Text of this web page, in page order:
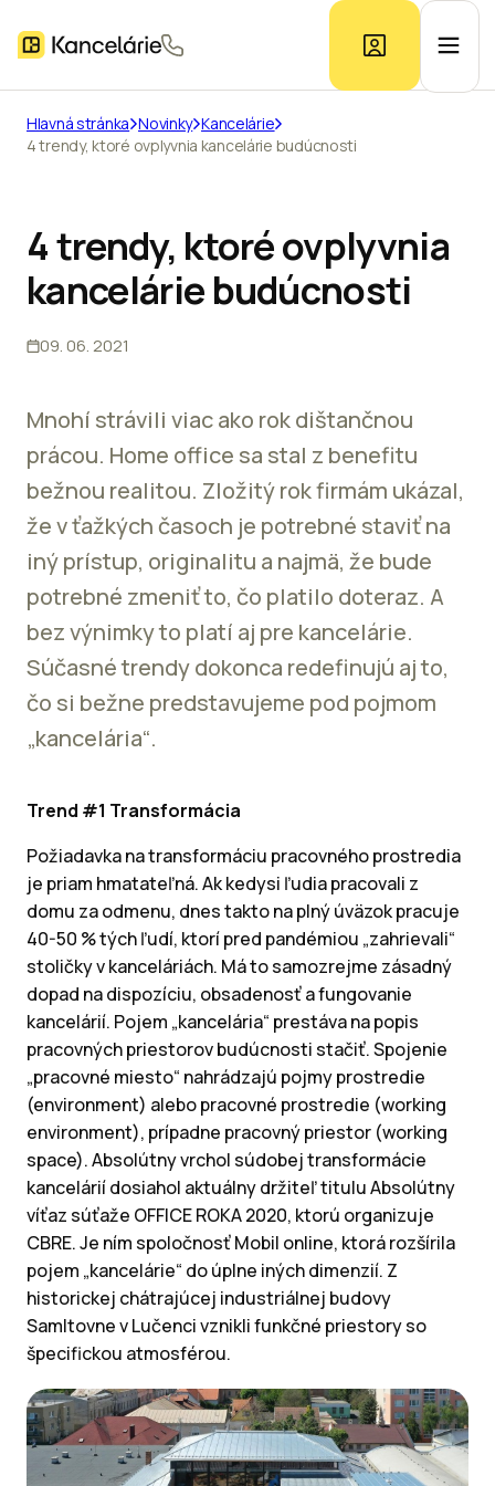
Ponuka kancelárií
Prieskum trhu
Kontakt
Hlavná stránka Novinky Kancelárie
4 trendy, ktoré ovplyvnia kancelárie budúcnosti
4 trendy, ktoré ovplyvnia
kancelárie budúcnosti
09. 06. 2021
Mnohí strávili viac ako rok dištančnou
prácou. Home office sa stal z benefitu
bežnou realitou. Zložitý rok firmám ukázal,
že v ťažkých časoch je potrebné staviť na
iný prístup, originalitu a najmä, že bude
potrebné zmeniť to, čo platilo doteraz. A
bez výnimky to platí aj pre kancelárie.
Súčasné trendy dokonca redefinujú aj to,
čo si bežne predstavujeme pod pojmom
„kancelária“.
Trend #1 Transformácia
Požiadavka na transformáciu pracovného prostredia
je priam hmatateľná. Ak kedysi ľudia pracovali z
domu za odmenu, dnes takto na plný úväzok pracuje
40-50 % tých ľudí, ktorí pred pandémiou „zahrievali“
stoličky v kanceláriách. Má to samozrejme zásadný
dopad na dispozíciu, obsadenosť a fungovanie
kancelárií. Pojem „kancelária“ prestáva na popis
pracovných priestorov budúcnosti stačiť. Spojenie
„pracovné miesto“ nahrádzajú pojmy prostredie
(environment) alebo pracovné prostredie (working
environment), prípadne pracovný priestor (working
space). Absolútny vrchol súdobej transformácie
kancelárií dosiahol aktuálny držiteľ titulu Absolútny
víťaz súťaže OFFICE ROKA 2020, ktorú organizuje
CBRE. Je ním spoločnosť Mobil online, ktorá rozšírila
pojem „kancelárie“ do úplne iných dimenzií. Z
historickej chátrajúcej industriálnej budovy
Samltovne v Lučenci vznikli funkčné priestory so
špecifickou atmosférou.